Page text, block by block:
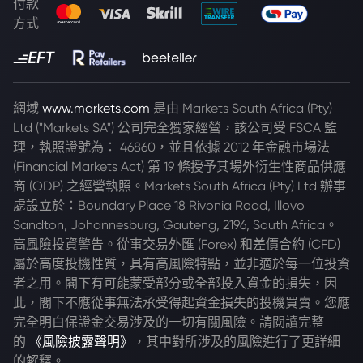
付款
方式
網域 www.markets.com 是由 Markets South Africa (Pty)
Ltd ("Markets SA") 公司完全獨家經營，該公司受 FSCA 監
理，執照證號為： 46860，並且依據 2012 年金融市場法
(Financial Markets Act) 第 19 條授予其場外衍生性商品供應
商 (ODP) 之經營執照。Markets South Africa (Pty) Ltd 辦事
處設立於：Boundary Place 18 Rivonia Road, Illovo
Sandton, Johannesburg, Gauteng, 2196, South Africa。
高風險投資警告。從事交易外匯 (Forex) 和差價合約 (CFD)
屬於高度投機性質，具有高風險特點，並非適於每一位投資
者之用。閣下有可能蒙受部分或全部投入資金的損失，因
此，閣下不應從事無法承受得起資金損失的投機買賣。您應
完全明白保證金交易涉及的一切有關風險。請閱讀完整
的
《風險披露聲明》
，其中對所涉及的風險進行了更詳細